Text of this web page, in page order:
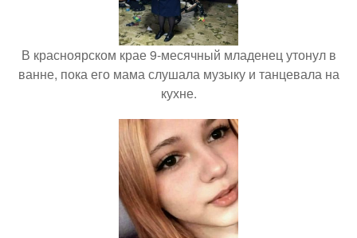
В красноярском крае 9-месячный младенец утонул в
ванне, пока его мама слушала музыку и танцевала на
кухне.